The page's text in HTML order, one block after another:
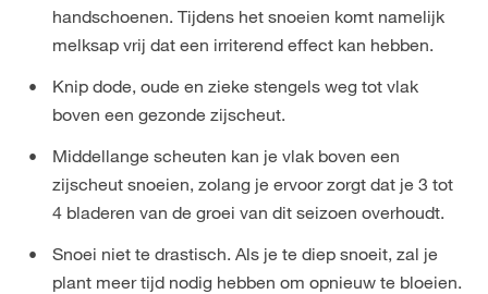
handschoenen. Tijdens het snoeien komt namelijk
melksap vrij dat een irriterend effect kan hebben.
Knip dode, oude en zieke stengels weg tot vlak
boven een gezonde zijscheut.
Middellange scheuten kan je vlak boven een
zijscheut snoeien, zolang je ervoor zorgt dat je 3 tot
4 bladeren van de groei van dit seizoen overhoudt.
Snoei niet te drastisch. Als je te diep snoeit, zal je
plant meer tijd nodig hebben om opnieuw te bloeien.